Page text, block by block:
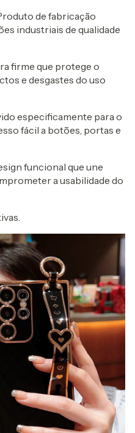
de fabricação
industriais de qualidade
firme que protege o
e desgastes do uso
especificamente para o
fácil a botões, portas e
funcional que une
a usabilidade do